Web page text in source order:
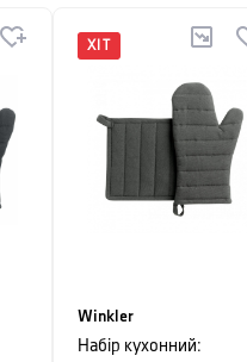
ХІТ
Winkler
Набір кухонний: